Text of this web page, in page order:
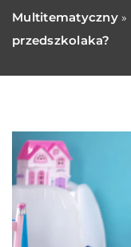
Multitematyczny»
przedszkolaka?